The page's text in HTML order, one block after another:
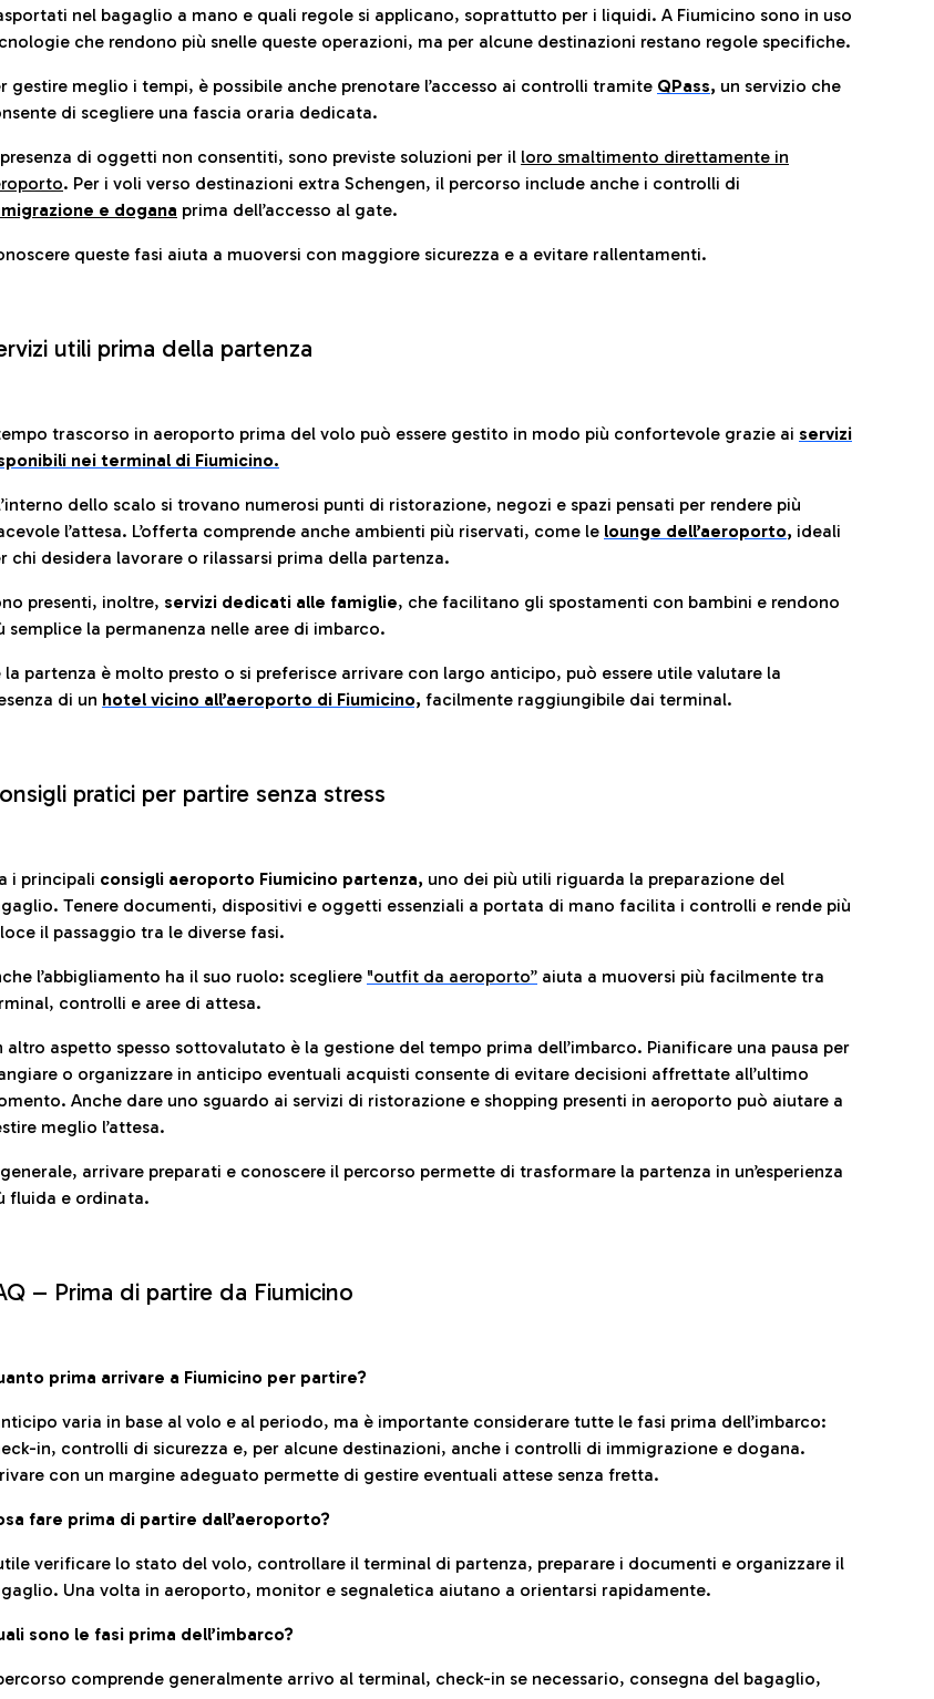
nel bagaglio a mano e quali regole si applicano, soprattutto per i liquidi. A Fiumicino sono in uso
che rendono più snelle queste operazioni, ma per alcune destinazioni restano regole specifiche.
gestire meglio i tempi, è possibile anche prenotare l’accesso ai controlli tramite QPass, un servizio che
di scegliere una fascia oraria dedicata.
di oggetti non consentiti, sono previste soluzioni per il loro smaltimento direttamente in
. Per i voli verso destinazioni extra Schengen, il percorso include anche i controlli di
e dogana prima dell’accesso al gate.
queste fasi aiuta a muoversi con maggiore sicurezza e a evitare rallentamenti.
utili prima della partenza
trascorso in aeroporto prima del volo può essere gestito in modo più confortevole grazie ai servizi
nei terminal di Fiumicino.
dello scalo si trovano numerosi punti di ristorazione, negozi e spazi pensati per rendere più
l’attesa. L’offerta comprende anche ambienti più riservati, come le lounge dell’aeroporto, ideali
chi desidera lavorare o rilassarsi prima della partenza.
presenti, inoltre, servizi dedicati alle famiglie, che facilitano gli spostamenti con bambini e rendono
semplice la permanenza nelle aree di imbarco.
la partenza è molto presto o si preferisce arrivare con largo anticipo, può essere utile valutare la
di un hotel vicino all’aeroporto di Fiumicino, facilmente raggiungibile dai terminal.
pratici per partire senza stress
i principali consigli aeroporto Fiumicino partenza, uno dei più utili riguarda la preparazione del
Tenere documenti, dispositivi e oggetti essenziali a portata di mano facilita i controlli e rende più
il passaggio tra le diverse fasi.
l’abbigliamento ha il suo ruolo: scegliere "outfit da aeroporto” aiuta a muoversi più facilmente tra
controlli e aree di attesa.
altro aspetto spesso sottovalutato è la gestione del tempo prima dell’imbarco. Pianificare una pausa per
o organizzare in anticipo eventuali acquisti consente di evitare decisioni affrettate all’ultimo
Anche dare uno sguardo ai servizi di ristorazione e shopping presenti in aeroporto può aiutare a
meglio l’attesa.
arrivare preparati e conoscere il percorso permette di trasformare la partenza in un’esperienza
fluida e ordinata.
– Prima di partire da Fiumicino
prima arrivare a Fiumicino per partire?
varia in base al volo e al periodo, ma è importante considerare tutte le fasi prima dell’imbarco:
in, controlli di sicurezza e, per alcune destinazioni, anche i controlli di immigrazione e dogana.
con un margine adeguato permette di gestire eventuali attese senza fretta.
fare prima di partire dall’aeroporto?
verificare lo stato del volo, controllare il terminal di partenza, preparare i documenti e organizzare il
Una volta in aeroporto, monitor e segnaletica aiutano a orientarsi rapidamente.
sono le fasi prima dell’imbarco?
comprende generalmente arrivo al terminal, check-in se necessario, consegna del bagaglio,